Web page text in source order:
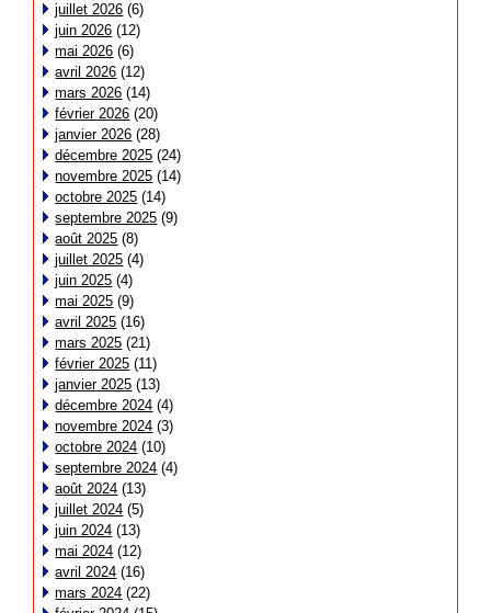
juillet 2026 (6)
juin 2026 (12)
mai 2026 (6)
avril 2026 (12)
mars 2026 (14)
février 2026 (20)
janvier 2026 (28)
décembre 2025 (24)
novembre 2025 (14)
octobre 2025 (14)
septembre 2025 (9)
août 2025 (8)
juillet 2025 (4)
juin 2025 (4)
mai 2025 (9)
avril 2025 (16)
mars 2025 (21)
février 2025 (11)
janvier 2025 (13)
décembre 2024 (4)
novembre 2024 (3)
octobre 2024 (10)
septembre 2024 (4)
août 2024 (13)
juillet 2024 (5)
juin 2024 (13)
mai 2024 (12)
avril 2024 (16)
mars 2024 (22)